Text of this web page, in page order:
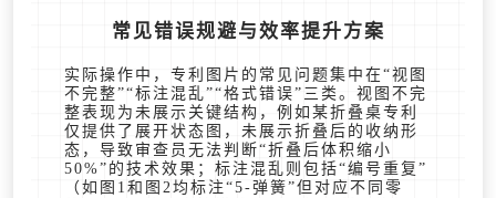
常见错误规避与效率提升方案
实际操作中，专利图片的常见问题集中在“视图
不完整”“标注混乱”“格式错误”三类。视图不完
整表现为未展示关键结构，例如某折叠桌专利
仅提供了展开状态图，未展示折叠后的收纳形
态，导致审查员无法判断“折叠后体积缩小
50%”的技术效果；标注混乱则包括“编号重复”
（如图1和图2均标注“5-弹簧”但对应不同零